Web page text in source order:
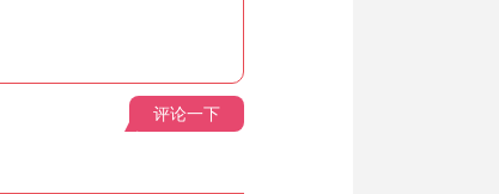
评论一下